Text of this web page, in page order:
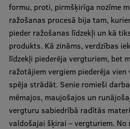
Starptautiskie sadarbības
EURAXESS RSU
EATRIS koordinators Latvijā
formu, proti, pirmšķirīga nozīme
ražošanas procesā bija tam,
pieder ražošanas līdzekļi un kā
produkts. Kā zināms, verdzības
līdzekļi piederēja vergturiem, bet
ražotājiem vergiem piederēja
spēja strādāt. Senie romieši
mēmajos, maujošajos un
vergturu sabiedrībā radītās
valdošajai šķirai – vergturiem. No